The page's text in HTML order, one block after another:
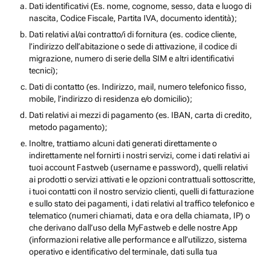
Dati identificativi (Es. nome, cognome, sesso, data e luogo di
nascita, Codice Fiscale, Partita IVA, documento identità);
Dati relativi al/ai contratto/i di fornitura (es. codice cliente,
l’indirizzo dell’abitazione o sede di attivazione, il codice di
migrazione, numero di serie della SIM e altri identificativi
tecnici);
Dati di contatto (es. Indirizzo, mail, numero telefonico fisso,
mobile, l’indirizzo di residenza e/o domicilio);
Dati relativi ai mezzi di pagamento (es. IBAN, carta di credito,
metodo pagamento);
Inoltre, trattiamo alcuni dati generati direttamente o
indirettamente nel fornirti i nostri servizi, come i dati relativi ai
tuoi account Fastweb (username e password), quelli relativi
ai prodotti o servizi attivati e le opzioni contrattuali sottoscritte,
i tuoi contatti con il nostro servizio clienti, quelli di fatturazione
e sullo stato dei pagamenti, i dati relativi al traffico telefonico e
telematico (numeri chiamati, data e ora della chiamata, IP) o
che derivano dall’uso della MyFastweb e delle nostre App
(informazioni relative alle performance e all’utilizzo, sistema
operativo e identificativo del terminale, dati sulla tua